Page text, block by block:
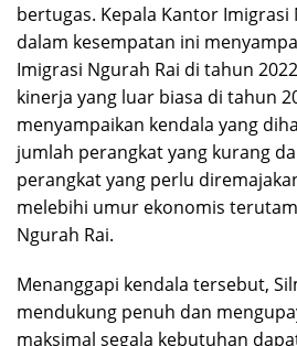
bertugas. Kepala Kantor Imigrasi
dalam kesempatan ini
Imigrasi Ngurah Rai di tahun
kinerja yang luar biasa di tahun
menyampaikan kendala yang
jumlah perangkat yang kurang
perangkat yang perlu
melebihi umur ekonomis
Ngurah Rai.
Menanggapi kendala tersebut,
mendukung penuh dan
maksimal segala kebutuhan